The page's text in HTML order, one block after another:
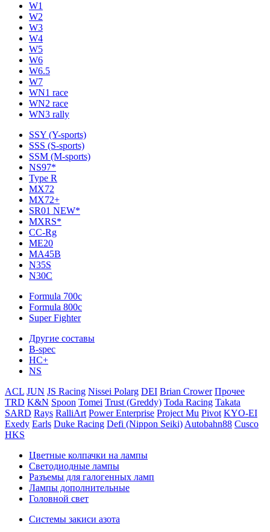
W1
W2
W3
W4
W5
W6
W6.5
W7
WN1 race
WN2 race
WN3 rally
SSY (Y-sports)
SSS (S-sports)
SSM (M-sports)
NS97*
Type R
MX72
MX72+
SR01 NEW*
MXRS*
CC-Rg
ME20
MA45B
N35S
N30C
Formula 700c
Formula 800c
Super Fighter
Другие составы
B-spec
HC+
NS
ACL JUN JS Racing Nissei Polarg DEI Brian Crower Прочее
TRD K&N Spoon Tomei Trust (Greddy) Toda Racing Takata
SARD Rays RalliArt Power Enterprise Project Mu Pivot KYO-EI
Exedy Earls Duke Racing Defi (Nippon Seiki) Autobahn88 Cusco
HKS
Цветные колпачки на лампы
Светодиодные лампы
Разъемы для галогенных ламп
Лампы дополнительные
Головной свет
Системы закиси азота